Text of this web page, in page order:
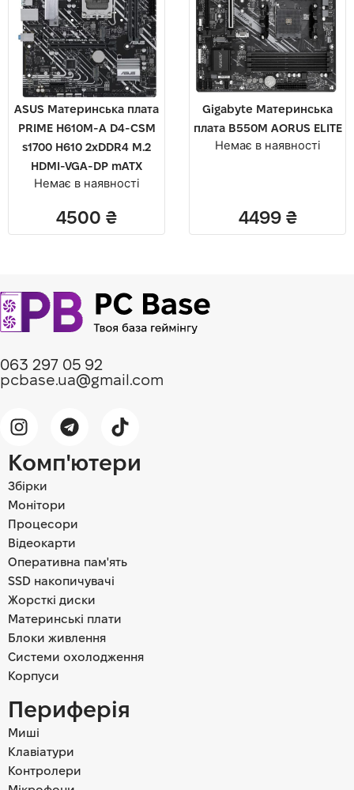
ASUS Материнcька плата
PRIME H610M-A D4-CSM
s1700 H610 2xDDR4 M.2
HDMI-VGA-DP mATX
Немає в наявності
4500 ₴
Gigabyte Материнська
плата B550M AORUS ELITE
Немає в наявності
4499 ₴
063 297 05 92
pcbase.ua@gmail.com
Комп'ютери
Збірки
Монітори
Процесори
Відеокарти
Оперативна пам'ять
SSD накопичувачі
Жорсткі диски
Материнські плати
Блоки живлення
Системи охолодження
Корпуси
Периферія
Миші
Клавіатури
Контролери